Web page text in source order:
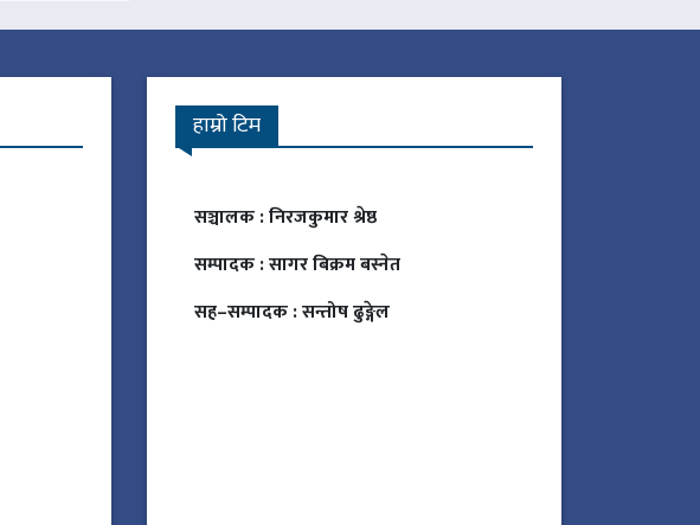
हाम्रो टिम
सञ्चालक :निरजकुमार श्रेष्ठ
सम्पादक :सागर बिक्रम बस्नेत
सह–सम्पादक :सन्तोष ढुङ्गेल